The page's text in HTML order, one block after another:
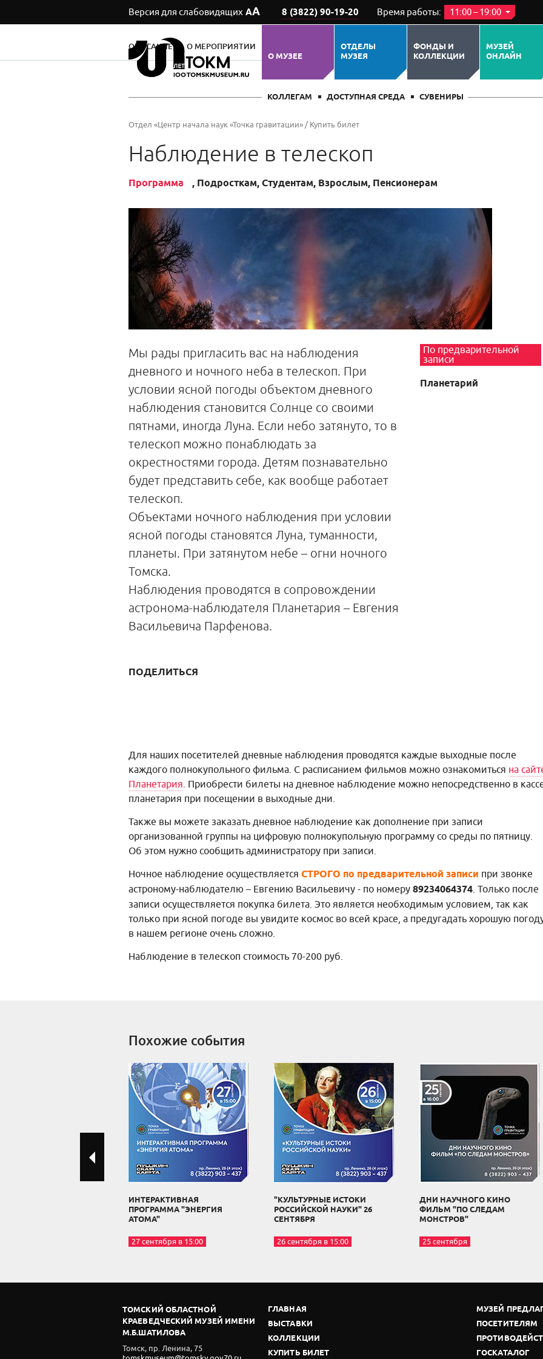
Версия для слабовидящих АА 8 (3822) 90-19-20 Время работы: 11:00 – 19:00
О МУЗЕЕ
ОТДЕЛЫ
МУЗЕЯ
ФОНДЫ И
КОЛЛЕКЦИИ
МУЗЕЙ
ОНЛАЙН
КОЛЛЕГАМ ДОСТУПНАЯ СРЕДА СУВЕНИРЫ
Отдел «Центр начала наук «Точка гравитации»/ Купить билет
Наблюдение в телескоп
Программа , Подросткам, Студентам, Взрослым, Пенсионерам
Мы рады пригласить вас на наблюдения
дневного и ночного неба в телескоп. При
условии ясной погоды объектом дневного
наблюдения становится Солнце со своими
пятнами, иногда Луна. Если небо затянуто, то в
телескоп можно понаблюдать за
окрестностями города. Детям познавательно
будет представить себе, как вообще работает
телескоп.
Объектами ночного наблюдения при условии
ясной погоды становятся Луна, туманности,
планеты. При затянутом небе – огни ночного
Томска.
Наблюдения проводятся в сопровождении
астронома-наблюдателя Планетария – Евгения
Васильевича Парфенова.
По предварительной
записи
Планетарий
ПОДЕЛИТЬСЯ
ОПИСАНИЕ О МЕРОПРИЯТИИ ПОХОЖИЕ СОБЫТИЯ
Для наших посетителей дневные наблюдения проводятся каждые выходные после
каждого полнокупольного фильма. С расписанием фильмов можно ознакомиться на
Планетария. Приобрести билеты на дневное наблюдение можно непосредственно в
планетария при посещении в выходные дни.
Также вы можете заказать дневное наблюдение как дополнение при записи
организованной группы на цифровую полнокупольную программу со среды по пятницу.
Об этом нужно сообщить администратору при записи.
Ночное наблюдение осуществляется СТРОГО по предварительной записи при звонке
астроному-наблюдателю – Евгению Васильевичу - по номеру 89234064374. Только после
записи осуществляется покупка билета. Это является необходимым условием, так как
только при ясной погоде вы увидите космос во всей красе, а предугадать хорошую
в нашем регионе очень сложно.
Наблюдение в телескоп стоимость 70-200 руб.
Похожие события
ИНТЕРАКТИВНАЯ
ПРОГРАММА "ЭНЕРГИЯ
АТОМА"
27 сентября в 15:00
"КУЛЬТУРНЫЕ ИСТОКИ
РОССИЙСКОЙ НАУКИ" 26
СЕНТЯБРЯ
26 сентября в 15:00
ДНИ НАУЧНОГО КИНО
ФИЛЬМ "ПО СЛЕДАМ
МОНСТРОВ"
25 сентября
ТОМСКИЙ ОБЛАСТНОЙ
КРАЕВЕДЧЕСКИЙ МУЗЕЙ ИМЕНИ
М.Б.ШАТИЛОВА
Томск, пр. Ленина, 75
ГЛАВНАЯ
МУЗЕЙ
ВЫСТАВКИ
ПОСЕТИТЕЛЯМ
КОЛЛЕКЦИИ
КУПИТЬ БИЛЕТ
ГОСКАТАЛОГ